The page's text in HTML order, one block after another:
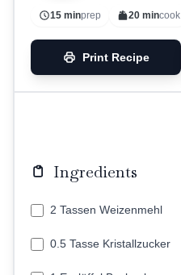
15 minprep 20 mincook
Print Recipe
Ingredients
2 Tassen Weizenmehl
0.5 Tasse Kristallzucker